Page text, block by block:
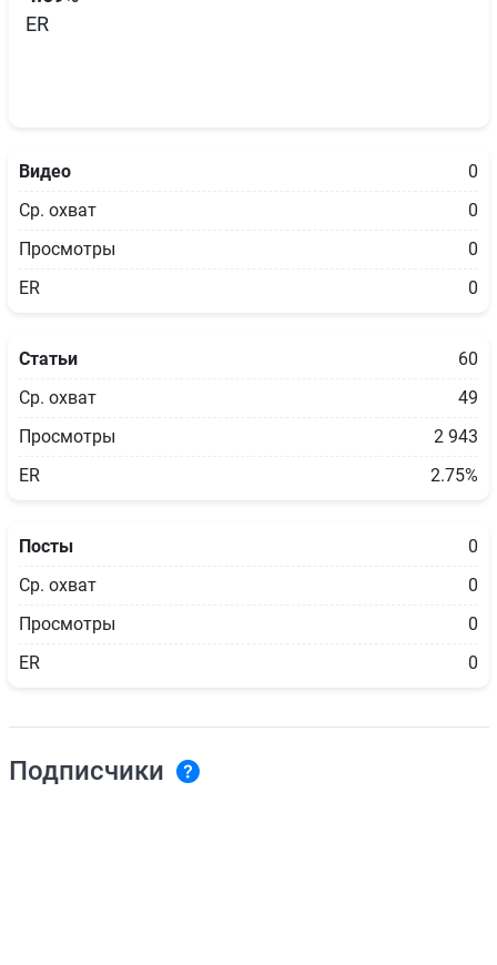
ER
Видео
0
Ср. охват
0
Просмотры
0
ER
0
Статьи
60
Ср. охват
49
Просмотры
2 943
ER
2.75%
Посты
0
Ср. охват
0
Просмотры
0
ER
0
Подписчики